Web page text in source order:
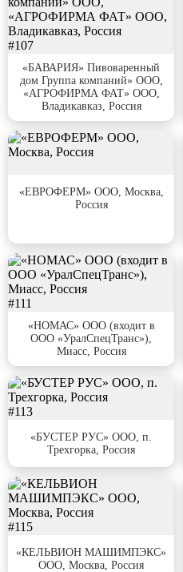
#107
«БАВАРИЯ» Пивоваренный
дом Группа компаний» ООО,
«АГРОФИРМА ФАТ» ООО,
Владикавказ, Россия
«ЕВРОФЕРМ» ООО, Москва,
Россия
#111
«НОМАС» ООО (входит в
ООО «УралСпецТранс»),
Миасс, Россия
#113
«БУСТЕР РУС» ООО, п.
Трехгорка, Россия
#115
«КЕЛЬВИОН МАШИМПЭКС»
ООО, Москва, Россия